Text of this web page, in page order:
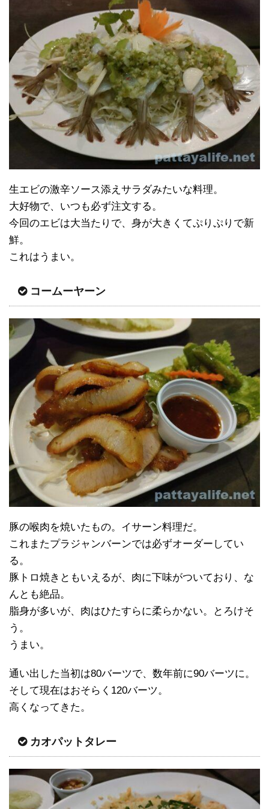
生エビの激辛ソース添えサラダみたいな料理。
大好物で、いつも必ず注文する。
今回のエビは大当たりで、身が大きくてぷりぷりで新
鮮。
これはうまい。
コームーヤーン
豚の喉肉を焼いたもの。イサーン料理だ。
これまたプラジャンバーンでは必ずオーダーしてい
る。
豚トロ焼きともいえるが、肉に下味がついており、な
んとも絶品。
脂身が多いが、肉はひたすらに柔らかない。とろけそ
う。
うまい。
通い出した当初は80バーツで、数年前に90バーツに。
そして現在はおそらく120バーツ。
高くなってきた。
カオパットタレー